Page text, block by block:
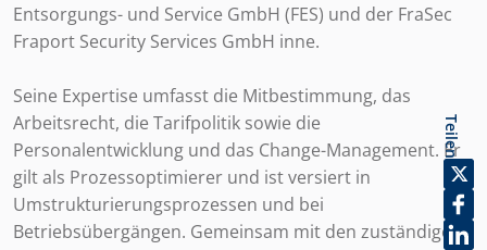
Entsorgungs- und Service GmbH (FES) und der FraSec
Fraport Security Services GmbH inne.
Seine Expertise umfasst die Mitbestimmung, das
Arbeitsrecht, die Tarifpolitik sowie die
Personalentwicklung und das Change-Management. Er
gilt als Prozessoptimierer und ist versiert in
Umstrukturierungsprozessen und bei
Betriebsübergängen. Gemeinsam mit den zuständigen
Teilen